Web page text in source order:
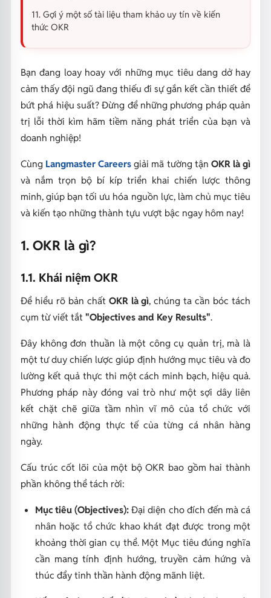
11. Gợi ý một số tài liệu tham khảo uy tín về kiến
thức OKR
Bạn đang loay hoay với những mục tiêu dang dở hay
cảm thấy đội ngũ đang thiếu đi sự gắn kết cần thiết để
bứt phá hiệu suất? Đừng để những phương pháp quản
trị lỗi thời kìm hãm tiềm năng phát triển của bạn và
doanh nghiệp!
Cùng Langmaster Careers giải mã tường tận OKR là gì
và nắm trọn bộ bí kíp triển khai chiến lược thông
minh, giúp bạn tối ưu hóa nguồn lực, làm chủ mục tiêu
và kiến tạo những thành tựu vượt bậc ngay hôm nay!
1. OKR là gì?
1.1. Khái niệm OKR
Để hiểu rõ bản chất OKR là gì, chúng ta cần bóc tách
cụm từ viết tắt "Objectives and Key Results".
Đây không đơn thuần là một công cụ quản trị, mà là
một tư duy chiến lược giúp định hướng mục tiêu và đo
lường kết quả thực thi một cách minh bạch, hiệu quả.
Phương pháp này đóng vai trò như một sợi dây liên
kết chặt chẽ giữa tầm nhìn vĩ mô của tổ chức với
những hành động thực tế của từng cá nhân hàng
ngày.
Cấu trúc cốt lõi của một bộ OKR bao gồm hai thành
phần không thể tách rời:
Mục tiêu (Objectives): Đại diện cho đích đến mà cá
nhân hoặc tổ chức khao khát đạt được trong một
khoảng thời gian cụ thể. Một Mục tiêu đúng nghĩa
cần mang tính định hướng, truyền cảm hứng và
thúc đẩy tinh thần hành động mãnh liệt.